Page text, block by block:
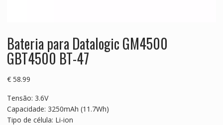
Bateria para Datalogic GM4500
GBT4500 BT-47
€58.99
Tensão: 3.6V
Capacidade: 3250mAh (11.7Wh)
Tipo de célula: Li-ion